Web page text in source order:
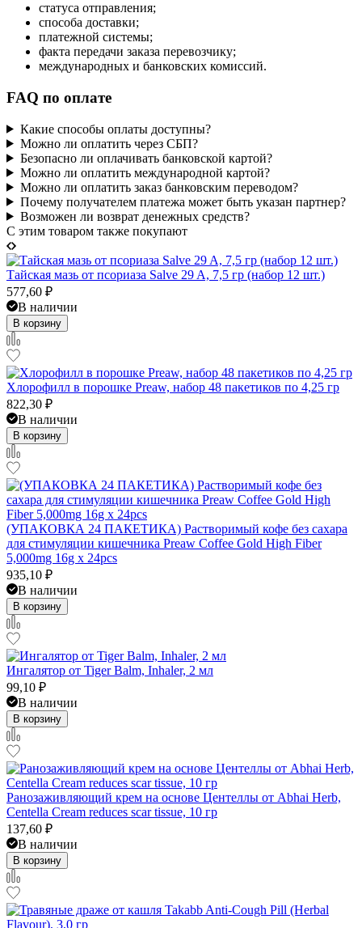
статуса отправления;
способа доставки;
платежной системы;
факта передачи заказа перевозчику;
международных и банковских комиссий.
FAQ по оплате
Какие способы оплаты доступны?
Можно ли оплатить через СБП?
Безопасно ли оплачивать банковской картой?
Можно ли оплатить международной картой?
Можно ли оплатить заказ банковским переводом?
Почему получателем платежа может быть указан партнер?
Возможен ли возврат денежных средств?
C этим товаром также покупают
Тайская мазь от псориаза Salve 29 A, 7,5 гр (набор 12 шт.)
577,60 ₽
В наличии
В корзину
Хлорофилл в порошке Preaw, набор 48 пакетиков по 4,25 гр
822,30 ₽
В наличии
В корзину
(УПАКОВКА 24 ПАКЕТИКА) Растворимый кофе без сахара
для стимуляции кишечника Preaw Coffee Gold High Fiber
5,000mg 16g x 24pcs
935,10 ₽
В наличии
В корзину
Ингалятор от Tiger Balm, Inhaler, 2 мл
99,10 ₽
В наличии
В корзину
Ранозаживляющий крем на основе Центеллы от Abhai Herb,
Centella Cream reduces scar tissue, 10 гр
137,60 ₽
В наличии
В корзину